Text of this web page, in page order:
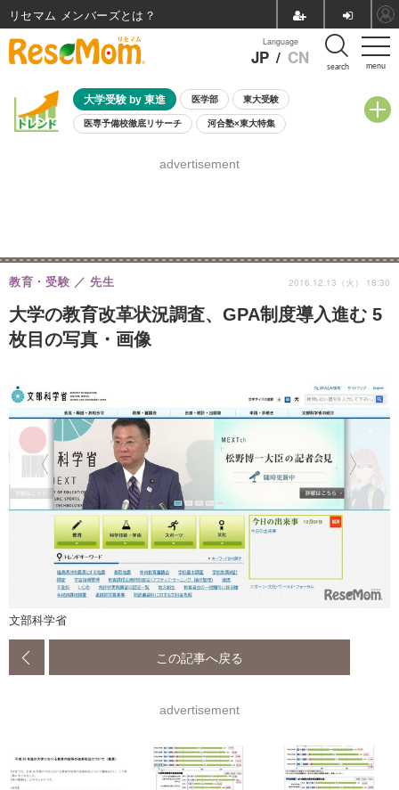
menu
Language
JP / CN search
大学受験 by 東進 医学部 東大受験
医専予備校徹底リサーチ 河合塾×東大特集
8月開催学校説明会・相談会
advertisement
大学の教育改革状況調査、GPA制度導入進む 5
枚目の写真・画像
教育・受験 先生 2016.12.13（火） 18:30
文部科学省
この記事へ戻る
advertisement
リセマム メンバーズ